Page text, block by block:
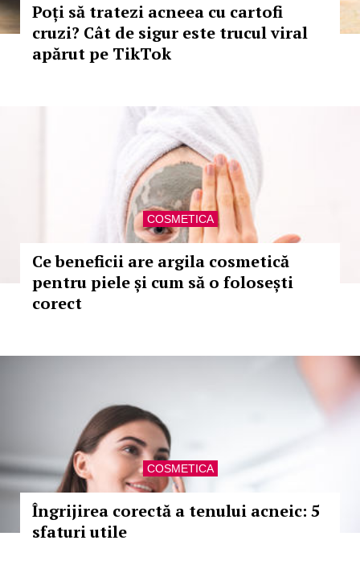
Poți să tratezi acneea cu cartofi
cruzi? Cât de sigur este trucul viral
apărut pe TikTok
COSMETICA
Ce beneficii are argila cosmetică
pentru piele și cum să o folosești
corect
COSMETICA
Îngrijirea corectă a tenului acneic: 5
sfaturi utile